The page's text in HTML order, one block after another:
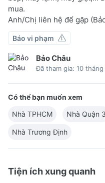
mua.
Anh/Chị liên hệ để gặp
Báo vi phạm
Bảo Châu
Đã tham gia: 10 tháng
Có thể bạn muốn xem
Nhà TPHCM
Nhà Quận 3
Nhà Trương Định
Tiện ích xung quanh